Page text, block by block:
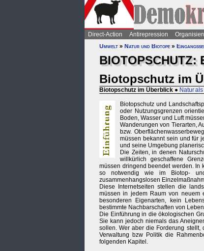
Direct-Action Antirepression
Umwelt » Natur und Biotope »
BIOTOPSCHUTZ:
Biotopschutz im
Biotopschutz im Überblick ● Natur
Biotopschutz und
oder Nutzungsgrenzen
Boden, Wasser und Luft
Wanderungen von Tierarten,
bzw.
müssen bekannt sein und für
und seine Umgebung
Die Zeiten, in denen
willkürlich geschaffene
müssen dringend beendet werden. In
so notwendig wie im Biotop-
zusammenhangslosen
Diese Internetseiten stellen die
müssen in jedem Raum von neuem
besonderen Eigenarten, kein
bestimmte Nachbarschaften von
Die Einführung in die ökologischen
Sie kann jedoch niemals das
sollen. Wer aber die Forderung
Verwaltung bzw Politik die
folgenden Kapitel.